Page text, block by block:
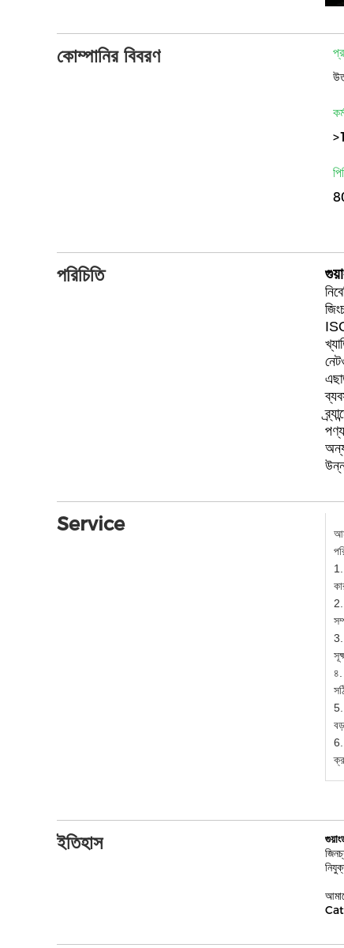
কোম্পানির বিবরণ
পরিচিতি
Service
2.
3.
৪.
5.
6.
ইতিহাস